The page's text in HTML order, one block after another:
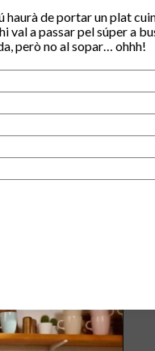
haurà de portar un plat
val a passar pel súper a
però no al sopar… ohhh!